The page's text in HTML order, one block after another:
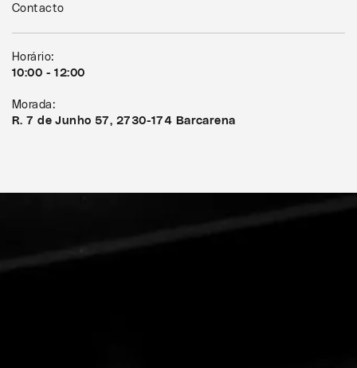
Contacto
Horário:
10:00 - 12:00
Morada:
R. 7 de Junho 57, 2730-174 Barcarena